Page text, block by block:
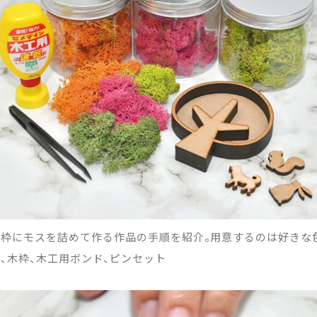
にモスを詰めて作る作品の手順を紹介。用意するのは好きな
木枠、木工用ボンド、ピンセット